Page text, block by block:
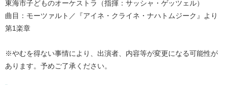
東海市子どものオーケストラ（指揮：サッシャ・ゲッツェル）
曲目：モーツァルト／『アイネ・クライネ・ナハトムジーク』より
第1楽章
※やむを得ない事情により、出演者、内容等が変更になる可能性が
あります。予めご了承ください。